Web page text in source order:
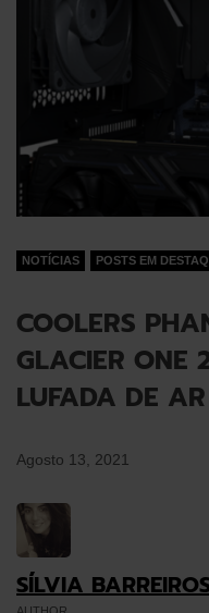
NOTÍCIAS POSTS EM
COOLERS
GLACIER
LUFADA DE
Agosto 13, 2021
SÍLVIA